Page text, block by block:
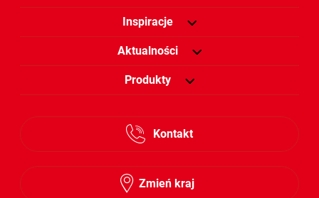
Inspiracje
Aktualności
Produkty
Kontakt
Zmień kraj